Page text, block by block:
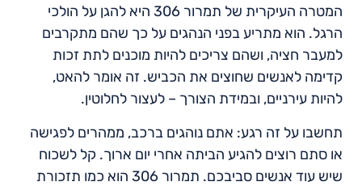
המטרה העיקרית של תמרור 306 היא להגן על הולכי
הרגל. הוא מתריע בפני הנהגים על כך שהם מתקרבים
למעבר חציה, ושהם צריכים להיות מוכנים לתת זכות
קדימה לאנשים שחוצים את הכביש. זה אומר להאט,
להיות עירניים, ובמידת הצורך – לעצור לחלוטין.
תחשבו על זה רגע: אתם נוהגים ברכב, ממהרים לפגישה
או סתם רוצים להגיע הביתה אחרי יום ארוך. קל לשכוח
שיש עוד אנשים סביבכם. תמרור 306 הוא כמו תזכורת